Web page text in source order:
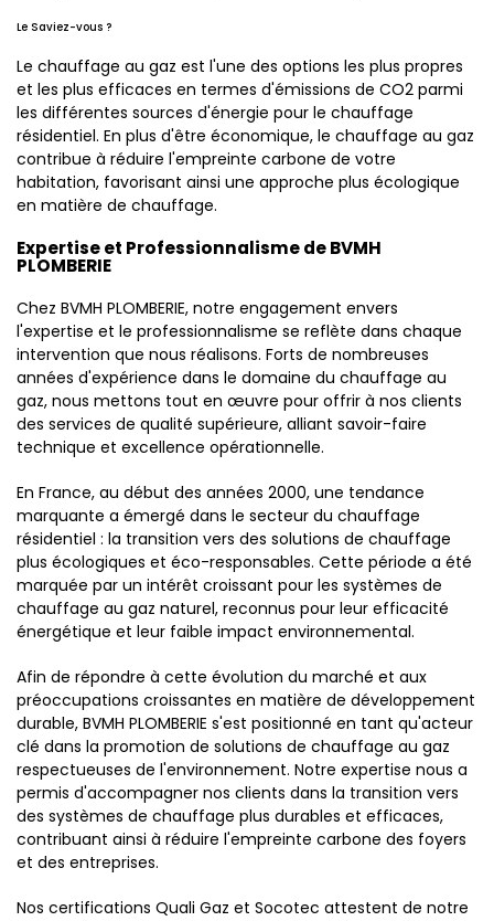
Le Saviez-vous ?
Le chauffage au gaz est l'une des options les plus propres
et les plus efficaces en termes d'émissions de CO2 parmi
les différentes sources d'énergie pour le chauffage
résidentiel. En plus d'être économique, le chauffage au gaz
contribue à réduire l'empreinte carbone de votre
habitation, favorisant ainsi une approche plus écologique
en matière de chauffage.
Expertise et Professionnalisme de BVMH
PLOMBERIE
Chez BVMH PLOMBERIE, notre engagement envers
l'expertise et le professionnalisme se reflète dans chaque
intervention que nous réalisons. Forts de nombreuses
années d'expérience dans le domaine du chauffage au
gaz, nous mettons tout en œuvre pour offrir à nos clients
des services de qualité supérieure, alliant savoir-faire
technique et excellence opérationnelle.
En France, au début des années 2000, une tendance
marquante a émergé dans le secteur du chauffage
résidentiel : la transition vers des solutions de chauffage
plus écologiques et éco-responsables. Cette période a été
marquée par un intérêt croissant pour les systèmes de
chauffage au gaz naturel, reconnus pour leur efficacité
énergétique et leur faible impact environnemental.
Afin de répondre à cette évolution du marché et aux
préoccupations croissantes en matière de développement
durable, BVMH PLOMBERIE s'est positionné en tant qu'acteur
clé dans la promotion de solutions de chauffage au gaz
respectueuses de l'environnement. Notre expertise nous a
permis d'accompagner nos clients dans la transition vers
des systèmes de chauffage plus durables et efficaces,
contribuant ainsi à réduire l'empreinte carbone des foyers
et des entreprises.
Nos certifications Quali Gaz et Socotec attestent de notre